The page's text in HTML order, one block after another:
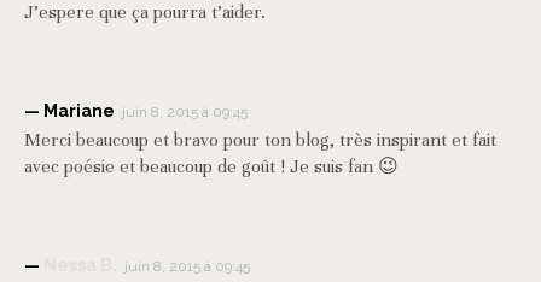
J’espere que ça pourra t’aider.
Mariane juin 8, 2015 à 09:45
Merci beaucoup et bravo pour ton blog, très inspirant et fait
avec poésie et beaucoup de goût ! Je suis fan 😉
juin 8, 2015 à 09:45